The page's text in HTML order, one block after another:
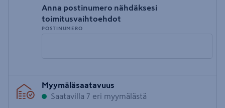
Anna postinumero nähdäksesi
toimitusvaihtoehdot
POSTINUMERO
postinumero
Myymäläsaatavuus
Saatavilla 7 eri myymälästä